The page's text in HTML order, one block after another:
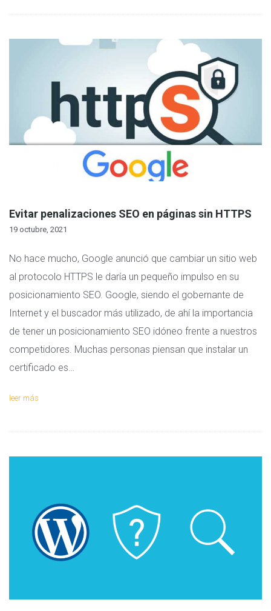
Evitar penalizaciones SEO en páginas sin HTTPS
19 octubre, 2021
No hace mucho, Google anunció que cambiar un sitio web
al protocolo HTTPS le daría un pequeño impulso en su
posicionamiento SEO. Google, siendo el gobernante de
Internet y el buscador más utilizado, de ahí la importancia
de tener un posicionamiento SEO idóneo frente a nuestros
competidores. Muchas personas piensan que instalar un
certificado es…
leer más